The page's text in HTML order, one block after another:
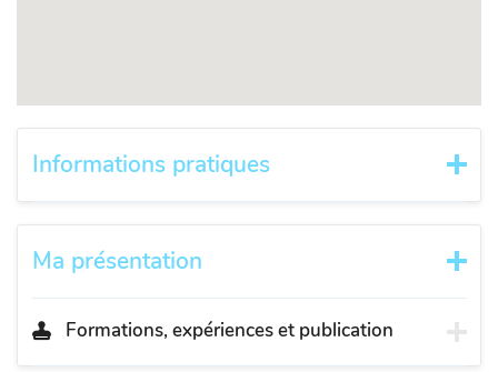
Informations pratiques
Ma présentation
Formations, expériences et publication